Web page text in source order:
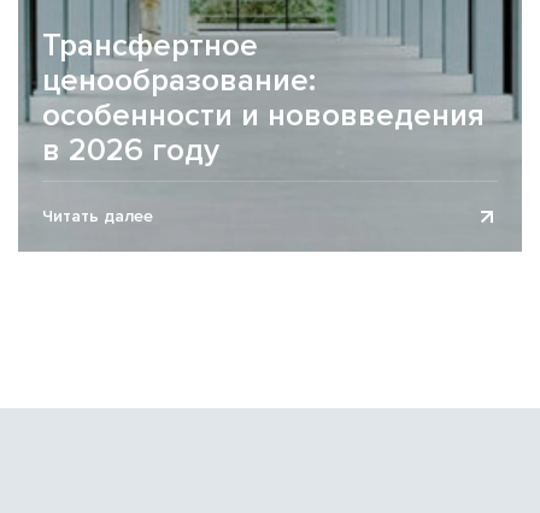
Трансфертное
ценообразование:
особенности и нововведения
в 2026 году
повышенного риска и контроля для многих субъектов
Читать далее